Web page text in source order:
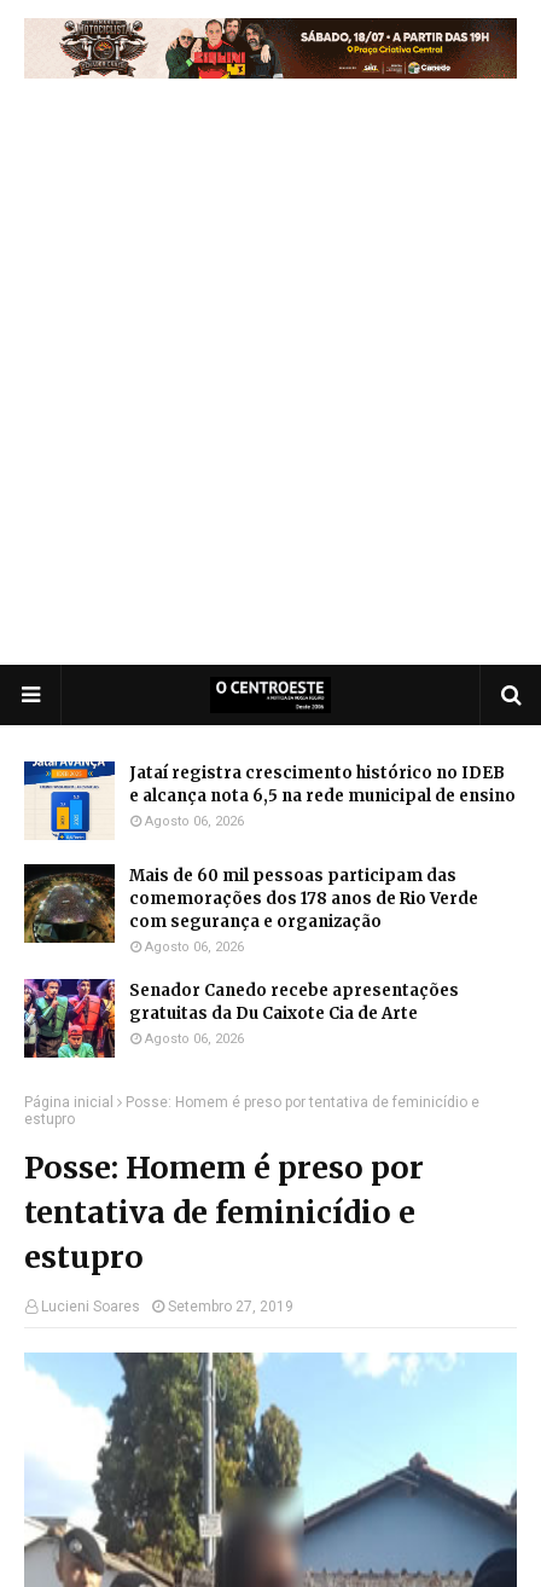
Jataí registra crescimento histórico no IDEB
e alcança nota 6,5 na rede municipal de ensino
Agosto 06, 2026
Mais de 60 mil pessoas participam das
comemorações dos 178 anos de Rio Verde
com segurança e organização
Agosto 06, 2026
Senador Canedo recebe apresentações
gratuitas da Du Caixote Cia de Arte
Agosto 06, 2026
Página inicial
Posse: Homem é preso por tentativa de feminicídio e
estupro
Posse: Homem é preso por
tentativa de feminicídio e
estupro
Lucieni Soares Setembro 27, 2019